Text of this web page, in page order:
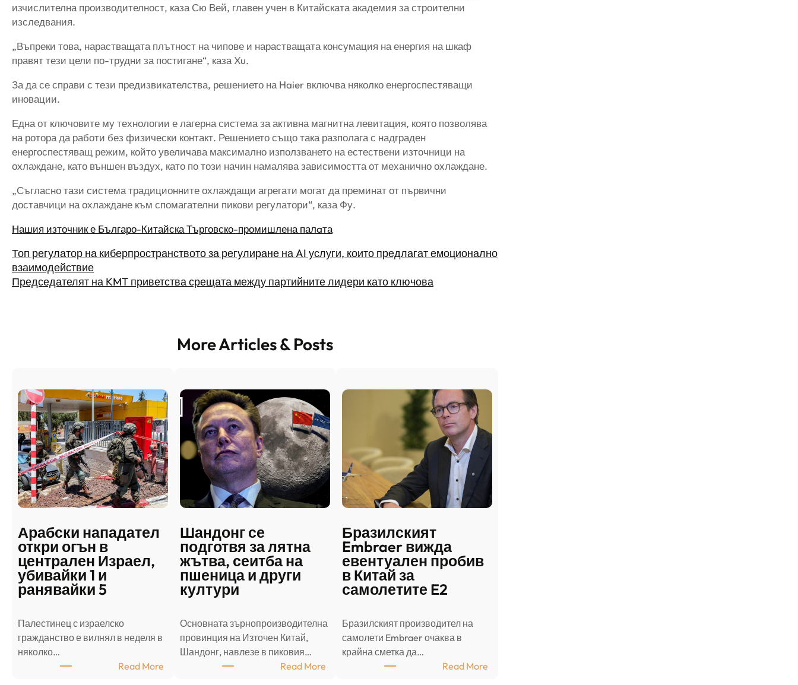
изчислителна производителност, каза Сю Вей, главен учен в Китайската академия за строителни
изследвания.
„Въпреки това, нарастващата плътност на чипове и нарастващата консумация на енергия на шкаф
правят тези цели по-трудни за постигане“, каза Xu.
За да се справи с тези предизвикателства, решението на Haier включва няколко енергоспестяващи
иновации.
Една от ключовите му технологии е лагерна система за активна магнитна левитация, която позволява
на ротора да работи без физически контакт. Решението също така разполага с надграден
енергоспестяващ режим, който увеличава максимално използването на естествени източници на
охлаждане, като външен въздух, като по този начин намалява зависимостта от механично охлаждане.
„Съгласно тази система традиционните охлаждащи агрегати могат да преминат от първични
доставчици на охлаждане към спомагателни пикови регулатори“, каза Фу.
Нашия източник е Българо-Китайска Търговско-промишлена палaта
Топ регулатор на киберпространството за регулиране на AI услуги, които предлагат емоционално
взаимодействие
Председателят на KMT приветства срещата между партийните лидери като ключова
More Articles & Posts
Арабски нападател
откри огън в
централен Израел,
убивайки 1 и
ранявайки 5
Палестинец с израелско
гражданство е вилнял в неделя в
няколко…
Read More:
Шандонг се
подготвя за лятна
жътва, сеитба на
пшеница и други
култури
Основната зърнопроизводителна
провинция на Източен Китай,
Шандонг, навлезе в пиковия…
Read More:
Бразилският
Embraer вижда
евентуален пробив
в Китай за
самолетите E2
Бразилският производител на
самолети Embraer ⁠очаква в
крайна сметка да…
Read More: